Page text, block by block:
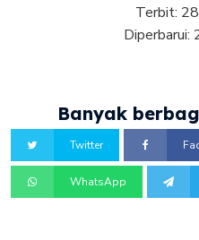
Terbit:
Diperbarui:
Banyak
Twitter
WhatsApp